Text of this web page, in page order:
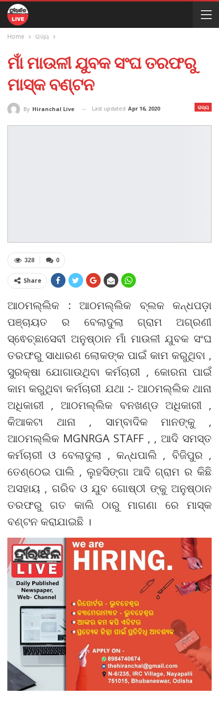
Home ରାଜ୍ୟ
ମାଁ ମାଉଳୀ ଯୁବକ ସଂଘ ତରଫରୁ
ମାସ୍କ ବଣ୍ଟନ
ରାଜ୍ୟ
By Hiranchal Live Last updated Apr 16, 2020
0
328
Share
ଆଠମଲ୍ଲିକ : ଆଠମଲ୍ଲିକ ବ୍ଲକ କନ୍ଧପଡ଼ା
ପଞ୍ଚାୟତ ର ବେଲାଦୁଲା ଗ୍ରାମ ଅଗ୍ରଣୀ
ସ୍ଵେଚ୍ଛାସେବୀ ଅନୁଷ୍ଠାନ ମାଁ ମାଉଳୀ ଯୁବକ ସଂଘ
ତରଫରୁ ସାଧାରଣ ଲୋକଙ୍କ ପାଇଁ କାମ କରୁଥିବା ,
ସୁରକ୍ଷା ଯୋଗାଉଥିବା କର୍ମଚାରୀ , କୋରନା ପାଇଁ
କାମ କରୁଥିବା କର୍ମଚାରୀ ଯଥା :- ଆଠମଲ୍ଲିକ ଥାନା
ଅଧିକାରୀ , ଆଠମଲ୍ଲିକ ବନଖଣ୍ଡ ଅଧିକାରୀ ,
କିଆକଟା ଥାନା , ସାମ୍ବାଦିକ ମାନଙ୍କୁ ,
ଆଠମଲ୍ଲିକ MGNRGA STAFF , , ଆଦି ସମସ୍ତ
କର୍ମଚାରୀ ଓ ବେଲାଦୁଲା , କନ୍ଧପାଲି , ବିଜିପୁର ,
ତେଣ୍ଠେଇ ପାଲି , ଲୁହସିଙ୍ଗା ଆଦି ଗ୍ରାମ ର କିଛି
ଅସହାୟ , ଗରିବ ଓ ଯୁବ ଗୋଷ୍ଠୀ ଙ୍କୁ ଅନୁଷ୍ଠାନ
ତରଫରୁ ଗତ କାଲି ଠାରୁ ମାଗଣା ରେ ମାସ୍କ
ବଣ୍ଟନ କରାଯାଇଛି ।